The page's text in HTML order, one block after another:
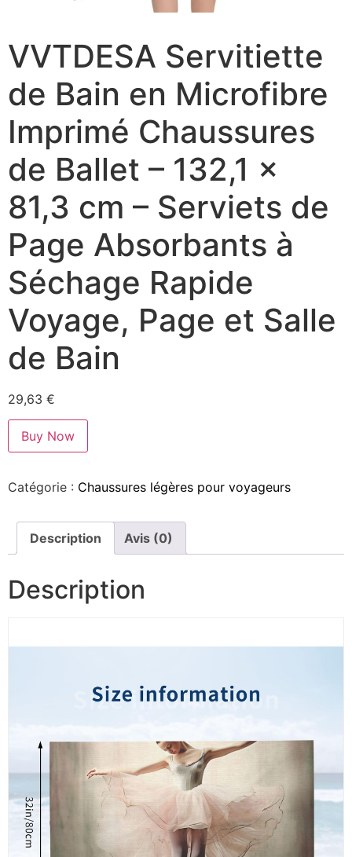
VVTDESA Servitiette
de Bain en Microfibre
Imprimé Chaussures
de Ballet – 132,1 x
81,3 cm – Serviets de
Page Absorbants à
Séchage Rapide
Voyage, Page et Salle
de Bain
29,63 €
Buy Now
Catégorie : Chaussures légères pour voyageurs
Description Avis (0)
Description